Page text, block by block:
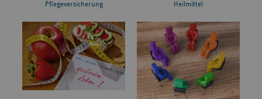
Pflegeversicherung Heilmittel